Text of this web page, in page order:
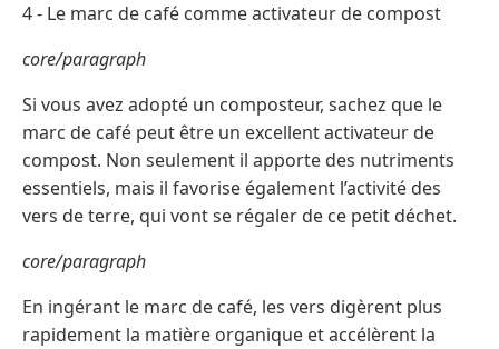
4 - Le marc de café comme activateur de compost
core/paragraph
Si vous avez adopté un composteur, sachez que le
marc de café peut être un excellent activateur de
compost. Non seulement il apporte des nutriments
essentiels, mais il favorise également l’activité des
vers de terre, qui vont se régaler de ce petit déchet.
core/paragraph
En ingérant le marc de café, les vers digèrent plus
rapidement la matière organique et accélèrent la